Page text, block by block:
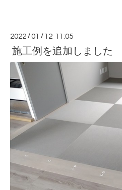
2022 /01 / 12 11:05
施工例を追加しました